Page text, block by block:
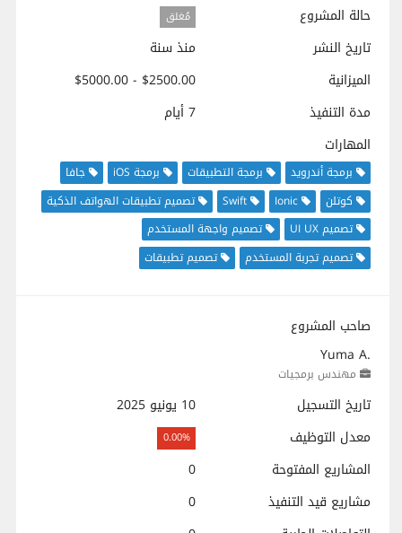
حالة المشروع مُغلق
تاريخ النشر
منذ سنة
الميزانية
$2500.00 - $5000.00
مدة التنفيذ
7 أيام
المهارات
برمجة أندرويد برمجة التطبيقات برمجة iOS
جافا
كوتلن
Ionic
Swift
تصميم تطبيقات الهواتف الذكية
تصميم UI UX
تصميم واجهة المستخدم
تصميم تجربة المستخدم
تصميم تطبيقات
صاحب المشروع
Yuma A.
مهندس برمجيات
تاريخ التسجيل
10 يونيو 2025
معدل التوظيف
0.00%
المشاريع المفتوحة
0
مشاريع قيد التنفيذ
0